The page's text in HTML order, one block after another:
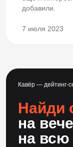
добавили.
7 июля 2023
Кавёр — дейтинг-
Найди
на
на всю